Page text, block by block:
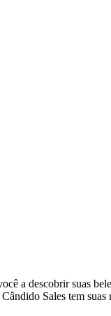
a descobrir suas
Sales tem